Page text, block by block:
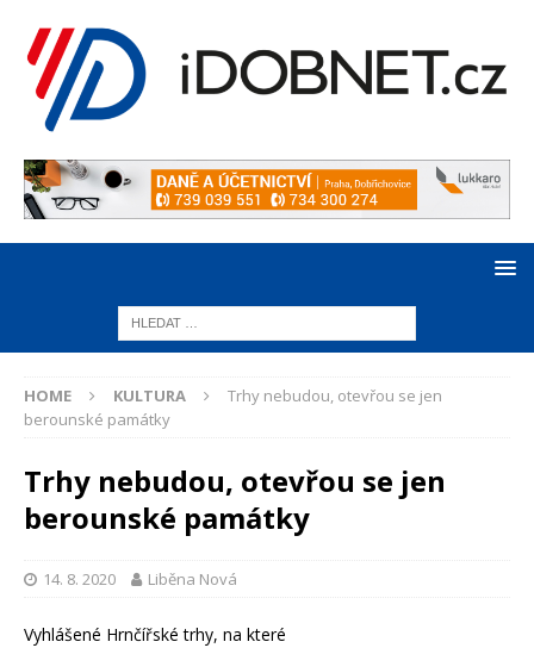
HOME KULTURA
Trhy nebudou, otevřou se jen
berounské památky
Trhy nebudou, otevřou se jen
berounské památky
14. 8. 2020 Liběna Nová
Vyhlášené Hrnčířské trhy, na které